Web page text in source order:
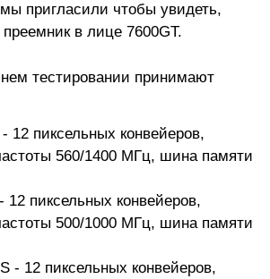
пригласили чтобы увидеть,
в лице 7600GT.
тестировании принимают
12 пиксельных конвейеров,
560/1400 МГц, шина памяти
12 пиксельных конвейеров,
500/1000 МГц, шина памяти
- 12 пиксельных конвейеров,